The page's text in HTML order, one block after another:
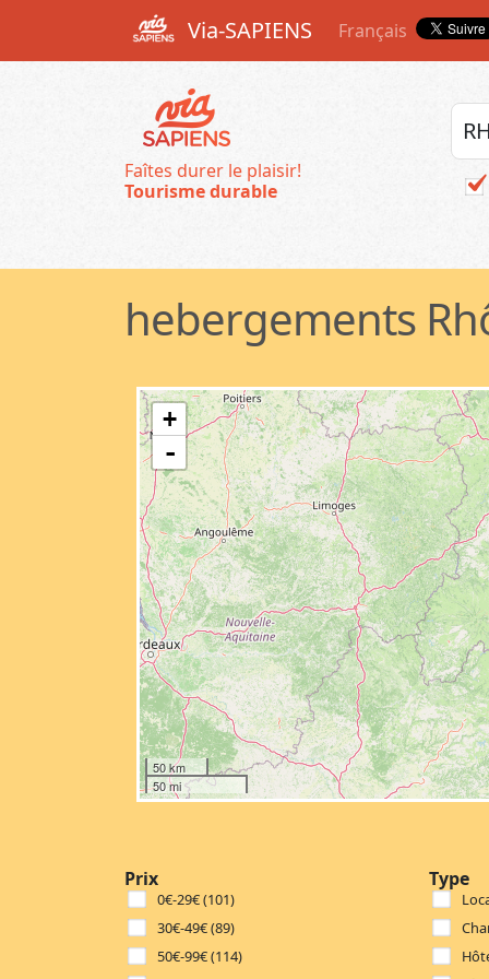
Via-SAPIENS Français
Faîtes durer le plaisir!
Tourisme durable
hebergements
+
-
50 km
50 mi
Prix
0€-29€ (101)
30€-49€ (89)
50€-99€ (114)
Type